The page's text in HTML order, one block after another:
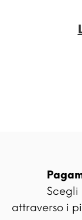
Scegli
attraverso i